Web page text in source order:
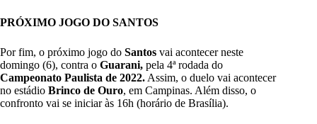
PRÓXIMO JOGO DO SANTOS
Por fim, o próximo jogo do Santos vai acontecer neste
domingo (6), contra o Guarani, pela 4ª rodada do
Campeonato Paulista de 2022. Assim, o duelo vai acontecer
no estádio Brinco de Ouro, em Campinas. Além disso, o
confronto vai se iniciar às 16h (horário de Brasília).